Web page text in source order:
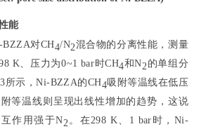
能
BZZA对CH4/N2混合物的分离性能，测量
K、压力为0~1 bar时CH4和N2 的单组分
所示，Ni-BZZA的CH4吸附等温线在低压
等温线则呈现出线性增加的趋势，这说
作用强于N2 。在298 K、1 bar时，Ni-